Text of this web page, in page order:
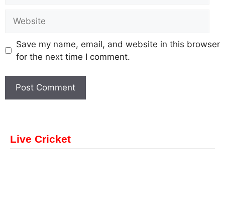
Save my name, email, and website in this browser
for the next time I comment.
Live Cricket